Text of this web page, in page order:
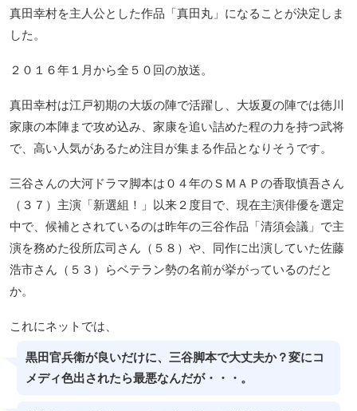
真田幸村を主人公とした作品「真田丸」になることが決定しま
した。
２０１６年１月から全５０回の放送。
真田幸村は江戸初期の大坂の陣で活躍し、大坂夏の陣では徳川
家康の本陣まで攻め込み、家康を追い詰めた程の力を持つ武将
で、高い人気があるため注目が集まる作品となりそうです。
三谷さんの大河ドラマ脚本は０４年のＳＭＡＰの香取慎吾さん
（３７）主演「新選組！」以来２度目で、現在主演俳優を選定
中で、候補とされているのは昨年の三谷作品「清須会議」で主
演を務めた役所広司さん（５８）や、同作に出演していた佐藤
浩市さん（５３）らベテラン勢の名前が挙がっているのだと
か。
これにネットでは、
黒田官兵衛が良いだけに、三谷脚本で大丈夫か？変にコ
メディ色出されたら最悪なんだが・・・。